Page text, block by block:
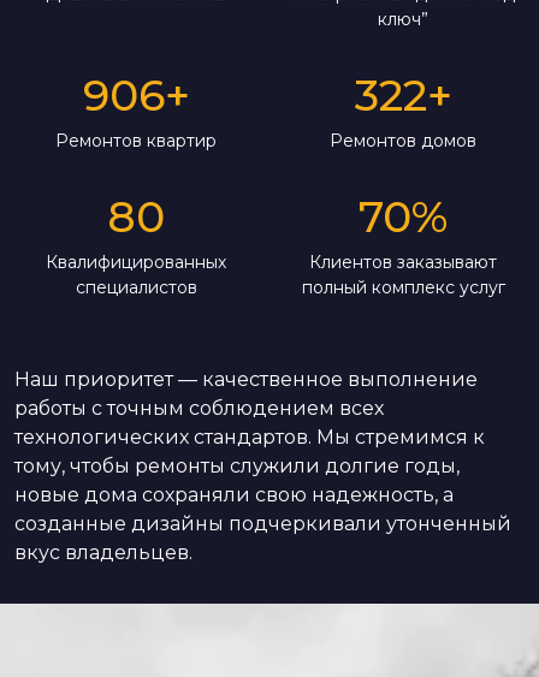
ключ”
906+
Ремонтов квартир
322+
Ремонтов домов
80
Квалифицированных
специалистов
70%
Клиентов заказывают
полный комплекс услуг
Наш приоритет — качественное выполнение
работы с точным соблюдением всех
технологических стандартов. Мы стремимся к
тому, чтобы ремонты служили долгие годы,
новые дома сохраняли свою надежность, а
созданные дизайны подчеркивали утонченный
вкус владельцев.